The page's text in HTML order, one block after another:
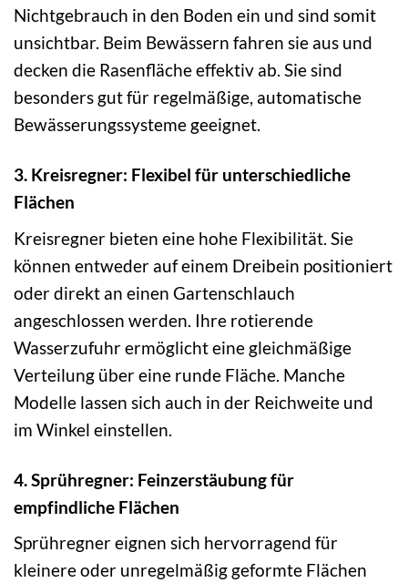
Nichtgebrauch in den Boden ein und sind somit
unsichtbar. Beim Bewässern fahren sie aus und
decken die Rasenfläche effektiv ab. Sie sind
besonders gut für regelmäßige, automatische
Bewässerungssysteme geeignet.
3. Kreisregner: Flexibel für unterschiedliche
Flächen
Kreisregner bieten eine hohe Flexibilität. Sie
können entweder auf einem Dreibein positioniert
oder direkt an einen Gartenschlauch
angeschlossen werden. Ihre rotierende
Wasserzufuhr ermöglicht eine gleichmäßige
Verteilung über eine runde Fläche. Manche
Modelle lassen sich auch in der Reichweite und
im Winkel einstellen.
4. Sprühregner: Feinzerstäubung für
empfindliche Flächen
Sprühregner eignen sich hervorragend für
kleinere oder unregelmäßig geformte Flächen